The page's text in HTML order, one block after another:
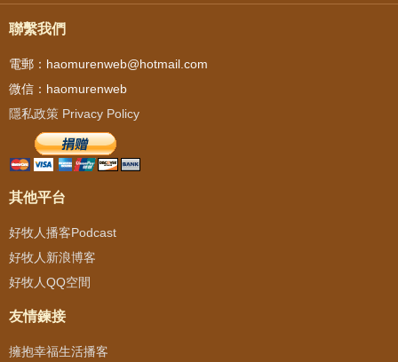
聯繫我們
電郵：haomurenweb@hotmail.com
微信：haomurenweb
隱私政策 Privacy Policy
其他平台
好牧人播客Podcast
好牧人新浪博客
好牧人QQ空間
友情鍊接
擁抱幸福生活播客